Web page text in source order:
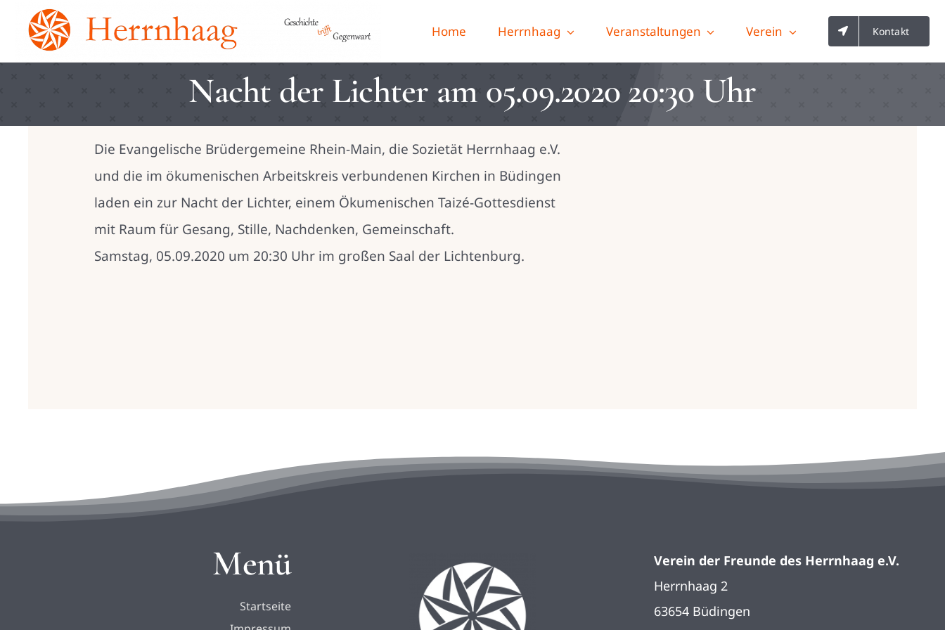
content
Home Herrnhaag Veranstaltungen Verein Kontakt
Nacht der Lichter am 05.09.2020 20:30 Uhr
Die Evangelische Brüdergemeine Rhein-Main, die Sozietät Herrnhaag e.V.
und die im ökumenischen Arbeitskreis verbundenen Kirchen in Büdingen
laden ein zur Nacht der Lichter, einem Ökumenischen Taizé-Gottesdienst
mit Raum für Gesang, Stille, Nachdenken, Gemeinschaft.
Samstag, 05.09.2020 um 20:30 Uhr im großen Saal der Lichtenburg.
Menü
Startseite
Verein der Freunde des Herrnhaag e.V.
Herrnhaag 2
63654 Büdingen